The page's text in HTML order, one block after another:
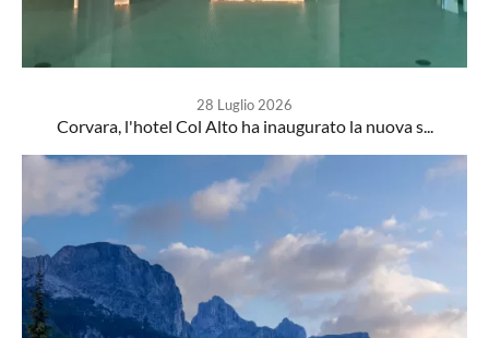
28 Luglio 2026
Corvara, l'hotel Col Alto ha inaugurato la nuova s...